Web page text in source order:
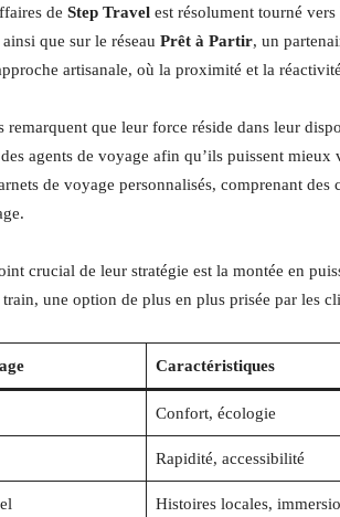
de Step Travel est résolument tourné
que sur le réseau Prêt à Partir, un
artisanale, où la proximité et la
remarquent que leur force réside dans leur
agents de voyage afin qu’ils puissent mieux
de voyage personnalisés, comprenant
crucial de leur stratégie est la montée en
une option de plus en plus prisée par les
Caractéristiques
Confort, écologie
Rapidité, accessibilité
Histoires locales,